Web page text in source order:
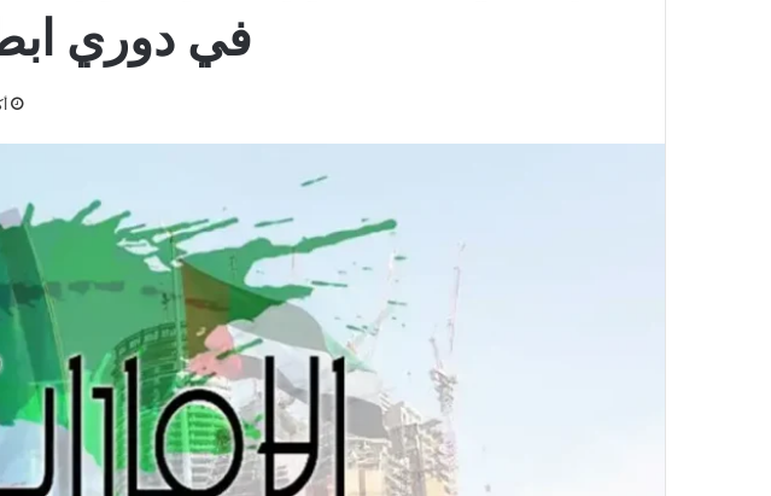
في دوري ابطال